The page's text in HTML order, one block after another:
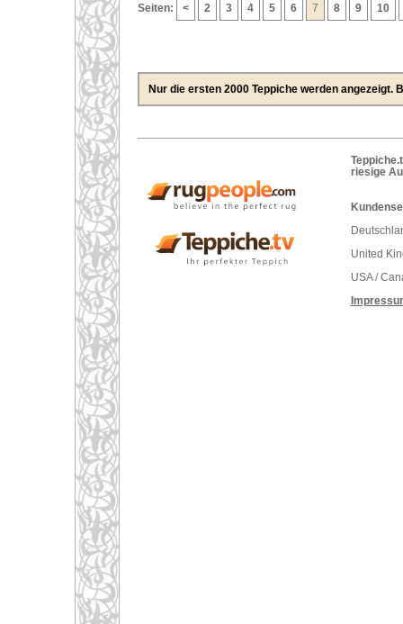
Seiten: < 2 3 4 5 6 7 8 9 10
Nur die ersten 2000 Teppiche werden angezeigt.
riesige
United
USA /